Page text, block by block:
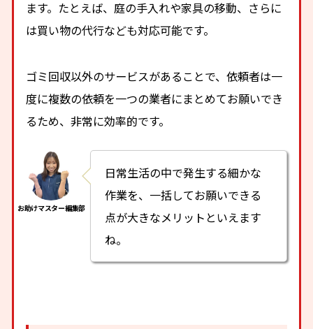
ます。たとえば、庭の手入れや家具の移動、さらに
は買い物の代行なども対応可能です。
ゴミ回収以外のサービスがあることで、依頼者は一
度に複数の依頼を一つの業者にまとめてお願いでき
るため、非常に効率的です。
日常生活の中で発生する細かな
作業を、一括してお願いできる
点が大きなメリットといえます
ね。